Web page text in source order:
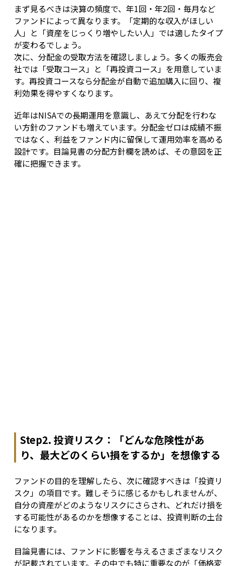
まず見るべきは決算の頻度で、年1回・年2回・毎月など
ファンドによって異なります。「定期的な収入がほしい
人」と「資産をじっくり増やしたい人」では適したタイプ
が変わるでしょう。
次に、分配金の受取方法を確認しましょう。多くの販売会
社では「受取コース」と「再投資コース」を用意していま
す。再投資コースなら分配金が自動で追加購入に回り、複
利効果を得やすくなります。
近年はNISAでの長期運用を意識し、あえて分配を行わな
い方針のファンドも増えています。分配金ゼロは成績不振
ではなく、利益をファンド内に留保して運用効率を高める
設計です。目論見書の分配方針欄を読めば、その意図を正
確に把握できます。
Step2. 投資リスク：「どんな危険性があ
り、最大どのくらい損をするか」を想像する
ファンドの目的を理解したら、次に確認すべきは「投資リ
スク」の項目です。難しそうに感じるかもしれませんが、
自分の資産がどのようなリスクにさらされ、どれだけ損を
する可能性があるのかを想像することは、投資判断の土台
になります。
目論見書には、ファンドに影響を与えるさまざまなリスク
が記載されています。その中でも特に重要なのが「価格変